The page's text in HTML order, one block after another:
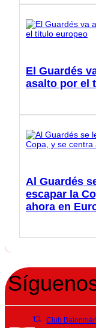
El Guardés
asalto por el
Al Guardés
escapar la
ahora en
Club